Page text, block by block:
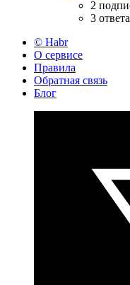
2
3 ответа
© Habr
О сервисе
Правила
Обратная связь
Блог